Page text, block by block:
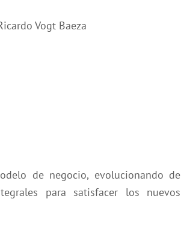
de negocio, evolucionando de
para satisfacer los nuevos